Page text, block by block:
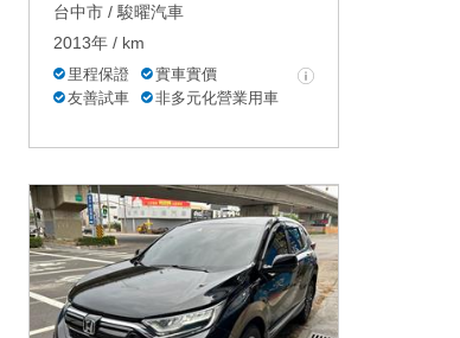
台中市 / 駿曜汽車
2013年 / km
里程保證
實車實價
友善試車
非多元化營業用車